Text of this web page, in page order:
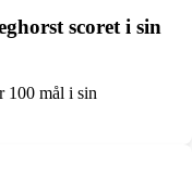
scoret i sin
100 mål i sin